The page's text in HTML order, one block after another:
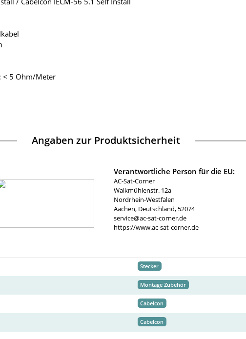
< 5 Ohm/Meter
Angaben zur Produktsicherheit
Verantwortliche Person für die EU:
AC-Sat-Corner
Walkmühlenstr. 12a
Nordrhein-Westfalen
Aachen, Deutschland, 52074
service@ac-sat-corner.de
https://www.ac-sat-corner.de
Stecker
Montage Zubehör
Cabelcon
Cabelcon